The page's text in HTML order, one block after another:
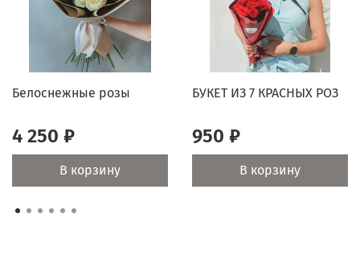
празднику и подарят радость вашим близким.
Оперативная доставка Мы гарантируем быструю и
надежную доставку, чтобы ваш букет был свежим и
великолепным букетом роз! Закажите сейчас и
Белоснежные розы
4 250 ₽
В корзину
БУКЕТ ИЗ 7 КРАСНЫХ РОЗ
950 ₽
В корзину